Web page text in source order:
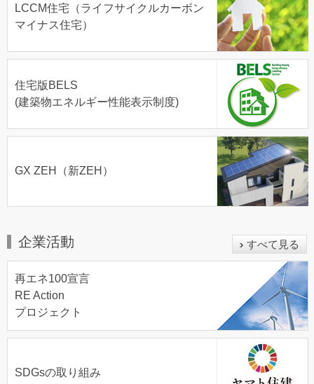
LCCM住宅（ライフサイクルカーボン
マイナス住宅）
住宅版BELS
(建築物エネルギー性能表示制度)
GX ZEH（新ZEH）
企業活動 すべて見る
再エネ100宣言
RE Action
プロジェクト
SDGsの取り組み